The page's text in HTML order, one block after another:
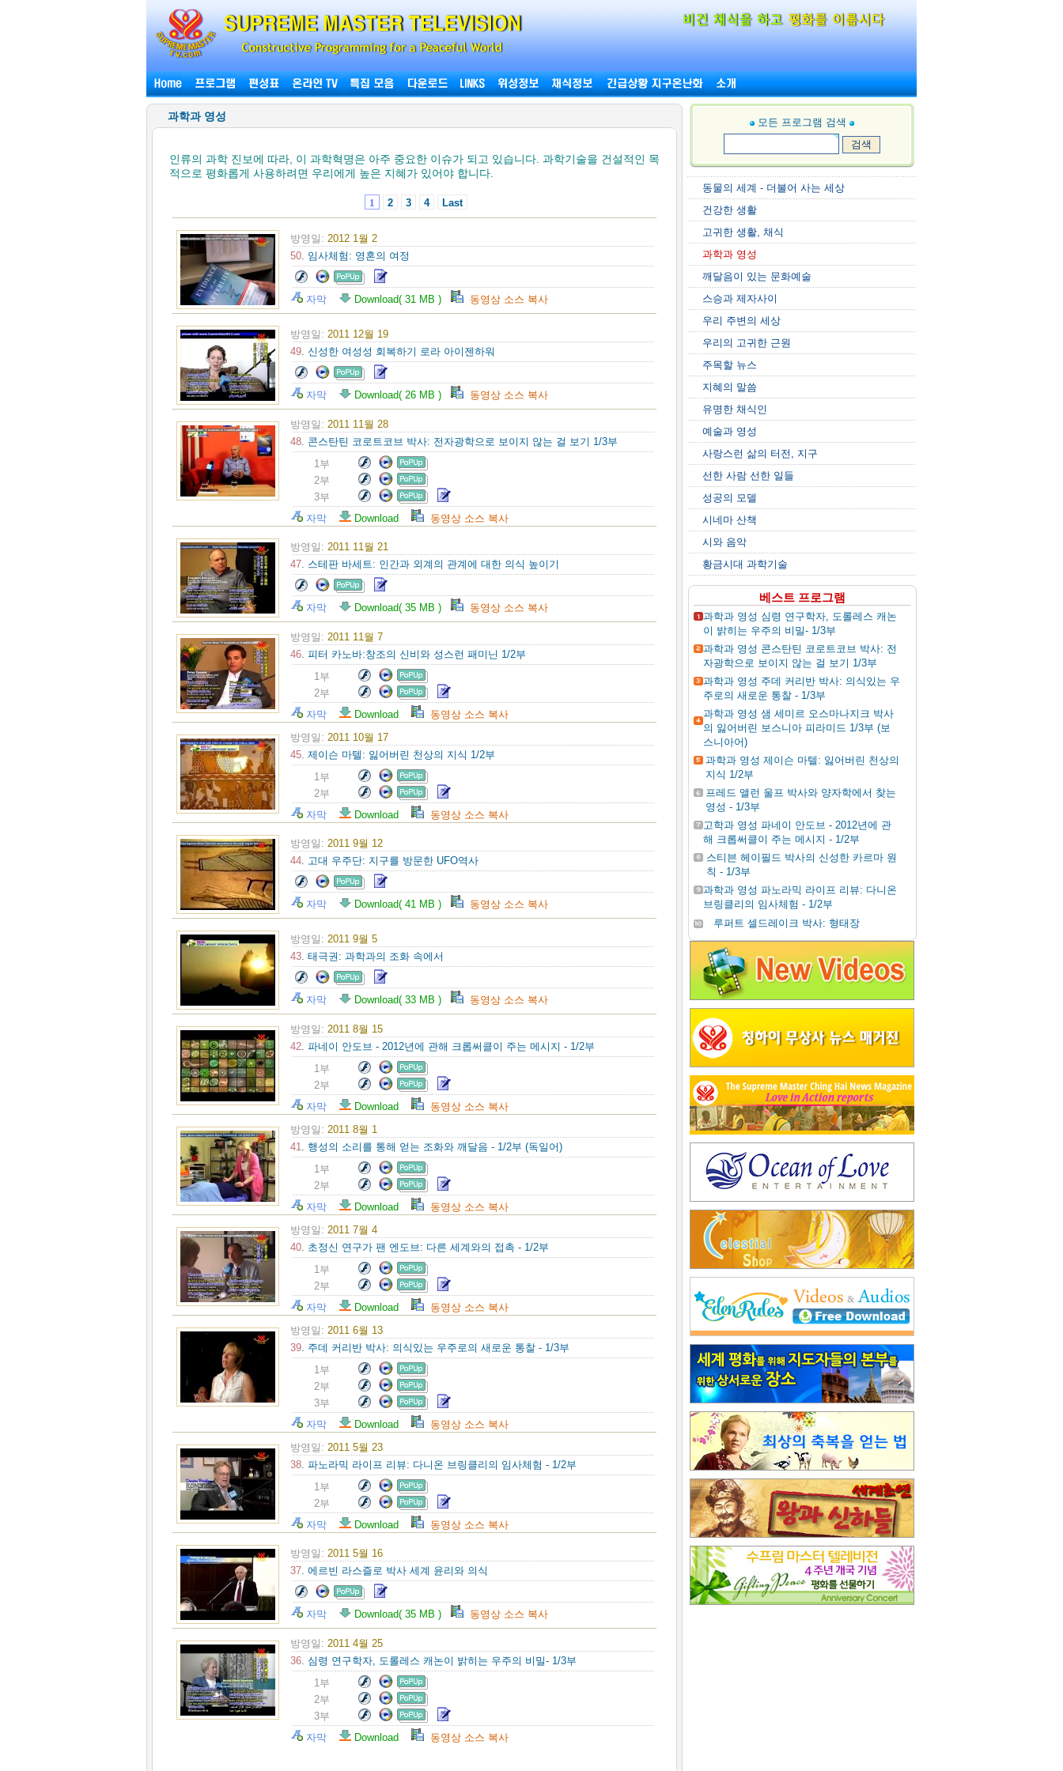
과학과 영성
인류의 과학 진보에 따라, 이 과학혁명은 아주 중요한 이슈가 되고 있습니다. 과학기술을 건설적인 목
적으로 평화롭게 사용하려면 우리에게 높은 지혜가 있어야 합니다.
1 2 3 4 Last
방영일: 2012 1월 2
50. 임사체험: 영혼의 여정
자막 Download( 31 MB ) 동영상 소스 복사
방영일: 2011 12월 19
49. 신성한 여성성 회복하기 로라 아이젠하워
자막 Download( 26 MB ) 동영상 소스 복사
방영일: 2011 11월 28
48. 콘스탄틴 코로트코브 박사: 전자광학으로 보이지 않는 걸 보기 1/3부
1부
2부
3부
자막
Download 동영상 소스 복사
방영일: 2011 11월 21
47. 스테판 바세트: 인간과 외계의 관계에 대한 의식 높이기
자막 Download( 35 MB ) 동영상 소스 복사
방영일: 2011 11월 7
46. 피터 카노바:창조의 신비와 성스런 패미닌 1/2부
1부
2부
자막
Download
동영상 소스 복사
방영일: 2011 10월 17
45. 제이슨 마텔: 잃어버린 천상의 지식 1/2부
1부
2부
자막
Download 동영상 소스 복사
방영일: 2011 9월 12
44. 고대 우주단: 지구를 방문한 UFO역사
자막 Download( 41 MB ) 동영상 소스 복사
방영일: 2011 9월 5
43. 태극권: 과학과의 조화 속에서
자막 Download( 33 MB ) 동영상 소스 복사
방영일: 2011 8월 15
42. 파네이 안도브 - 2012년에 관해 크롭써클이 주는 메시지 - 1/2부
1부
2부
자막
Download
동영상 소스 복사
방영일: 2011 8월 1
41. 행성의 소리를 통해 얻는 조화와 깨달음 - 1/2부 (독일어)
1부
2부
자막
Download
동영상 소스 복사
방영일: 2011 7월 4
40. 초정신 연구가 팬 엔도브: 다른 세계와의 접촉 - 1/2부
1부
2부
자막
Download
동영상 소스 복사
방영일: 2011 6월 13
39. 주데 커리반 박사: 의식있는 우주로의 새로운 통찰 - 1/3부
1부
2부
3부
자막
Download
동영상 소스 복사
방영일: 2011 5월 23
38. 파노라믹 라이프 리뷰: 다니온 브링클리의 임사체험 - 1/2부
1부
2부
자막
Download 동영상 소스 복사
방영일: 2011 5월 16
37. 에르빈 라스즐로 박사 세계 윤리와 의식
자막 Download( 35 MB ) 동영상 소스 복사
방영일: 2011 4월 25
36. 심령 연구학자, 도롤레스 캐논이 밝히는 우주의 비밀- 1/3부
1부
2부
3부
자막
Download 동영상 소스 복사
모든 프로그램 검색
동물의 세계 - 더불어 사는 세상
건강한 생활
고귀한 생활, 채식
과학과 영성
깨달음이 있는 문화예술
스승과 제자사이
우리 주변의 세상
우리의 고귀한 근원
주목할 뉴스
지혜의 말씀
유명한 채식인
예술과 영성
사랑스런 삶의 터전, 지구
선한 사람 선한 일들
성공의 모델
시네마 산책
시와 음악
황금시대 과학기술
베스트 프로그램
과학과 영성 심령 연구학자, 도롤레스 캐논
이 밝히는 우주의 비밀- 1/3부
과학과 영성 콘스탄틴 코로트코브 박사: 전
자광학으로 보이지 않는 걸 보기 1/3부
과학과 영성 주데 커리반 박사: 의식있는 우
주로의 새로운 통찰 - 1/3부
과학과 영성 샘 세미르 오스마나지크 박사
의 잃어버린 보스니아 피라미드 1/3부 (보
스니아어)
과학과 영성 제이슨 마텔: 잃어버린 천상의
지식 1/2부
프레드 앨런 울프 박사와 양자학에서 찾는
영성 - 1/3부
고학과 영성 파네이 안도브 - 2012년에 관
해 크롭써클이 주는 메시지 - 1/2부
스티븐 헤이필드 박사의 신성한 카르마 원
칙 - 1/3부
과학과 영성 파노라믹 라이프 리뷰: 다니온
브링클리의 임사체험 - 1/2부
루퍼트 셀드레이크 박사: 형태장